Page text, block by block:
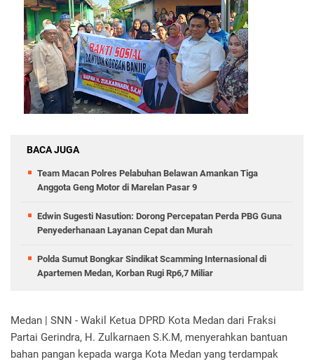
BACA JUGA
Team Macan Polres Pelabuhan Belawan Amankan Tiga
Anggota Geng Motor di Marelan Pasar 9
Edwin Sugesti Nasution: Dorong Percepatan Perda PBG Guna
Penyederhanaan Layanan Cepat dan Murah
Polda Sumut Bongkar Sindikat Scamming Internasional di
Apartemen Medan, Korban Rugi Rp6,7 Miliar
Medan | SNN - Wakil Ketua DPRD Kota Medan dari Fraksi
Partai Gerindra, H. Zulkarnaen S.K.M, menyerahkan bantuan
bahan pangan kepada warga Kota Medan yang terdampak